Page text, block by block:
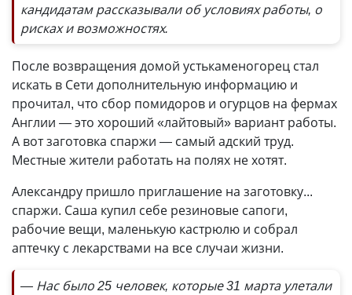
кандидатам рассказывали об условиях работы, о
рисках и возможностях.
После возвращения домой устькаменогорец стал
искать в Сети дополнительную информацию и
прочитал, что сбор помидоров и огурцов на фермах
Англии — это хороший «лайтовый» вариант работы.
А вот заготовка спаржи — самый адский труд.
Местные жители работать на полях не хотят.
Александру пришло приглашение на заготовку...
спаржи. Саша купил себе резиновые сапоги,
рабочие вещи, маленькую кастрюлю и собрал
аптечку с лекарствами на все случаи жизни.
— Нас было 25 человек, которые 31 марта улетали